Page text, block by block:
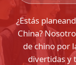
¿Estás
China?
de chino por
divertidas y